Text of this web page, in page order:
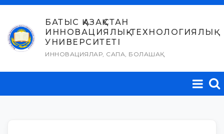
Skip
content
БАТЫС ҚАЗАҚСТАН
ИННОВАЦИЯЛЫҚ-ТЕХНОЛОГИЯЛЫҚ
УНИВЕРСИТЕТІ
ИННОВАЦИЯЛАР, САПА, БОЛАШАҚ